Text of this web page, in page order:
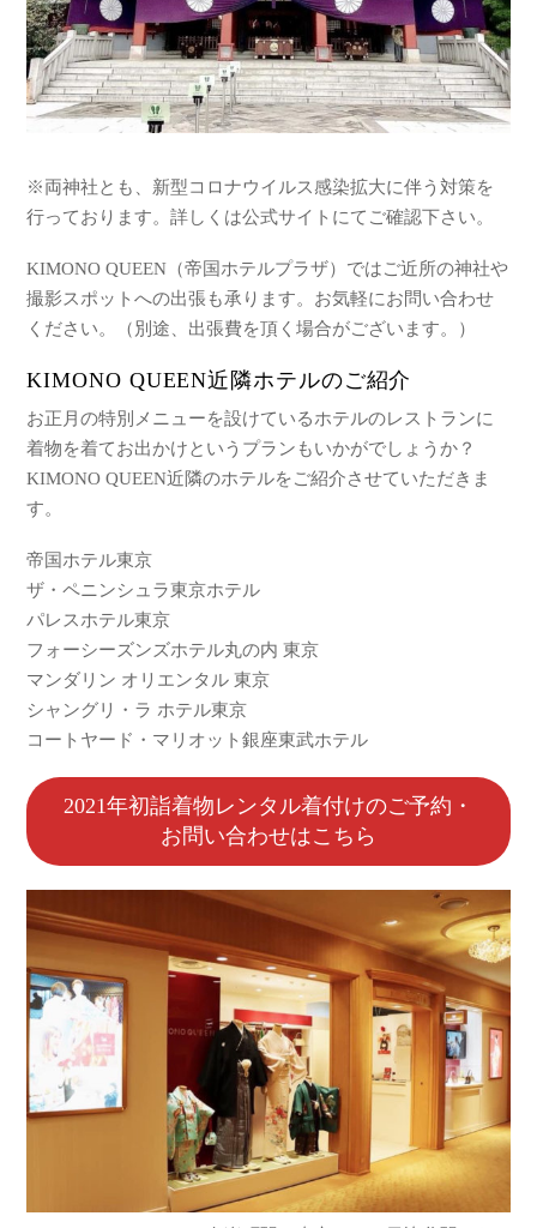
※両神社とも、新型コロナウイルス感染拡大に伴う対策を
行っております。詳しくは公式サイトにてご確認下さい。
KIMONO QUEEN（帝国ホテルプラザ）ではご近所の神社や
撮影スポットへの出張も承ります。お気軽にお問い合わせ
ください。（別途、出張費を頂く場合がございます。）
KIMONO QUEEN近隣ホテルのご紹介
お正月の特別メニューを設けているホテルのレストランに
着物を着てお出かけというプランもいかがでしょうか？
KIMONO QUEEN近隣のホテルをご紹介させていただきま
す。
帝国ホテル東京
ザ・ペニンシュラ東京ホテル
パレスホテル東京
フォーシーズンズホテル丸の内 東京
マンダリン オリエンタル 東京
シャングリ・ラ ホテル東京
コートヤード・マリオット銀座東武ホテル
2021年初詣着物レンタル着付けのご予約・
お問い合わせはこちら